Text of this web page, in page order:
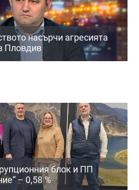
насърчи агресията
Пловдив
блок и ПП
– 0,58 %